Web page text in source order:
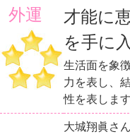
外運
才能に
を手に
生活面を象
力を表し、
性を表します
大城翔眞さ